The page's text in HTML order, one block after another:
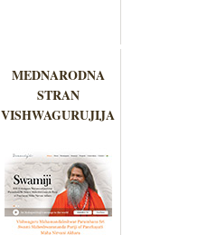
MEDNARODNA
STRAN
VISHWAGURUJIJA